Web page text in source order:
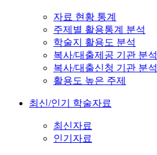
자료 현황 통계
주제별 활용통계 분석
학술지 활용도 분석
복사/대출제공 기관 분석
복사/대출신청 기관 분석
활용도 높은 주제
최신/인기 학술자료
최신자료
인기자료